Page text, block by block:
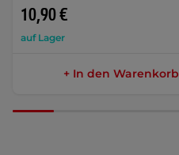
10,90 €
auf Lager
+ In den Warenkorb